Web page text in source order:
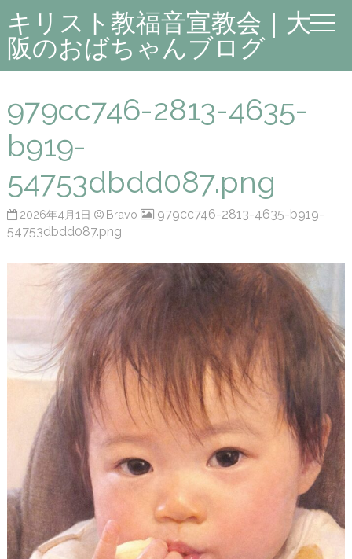
キリスト教福音宣教会｜大
阪のおばちゃんブログ
979cc746-2813-4635-
b919-
54753dbdd087.png
2026年4月1日 Bravo
979cc746-2813-4635-b919-
54753dbdd087.png